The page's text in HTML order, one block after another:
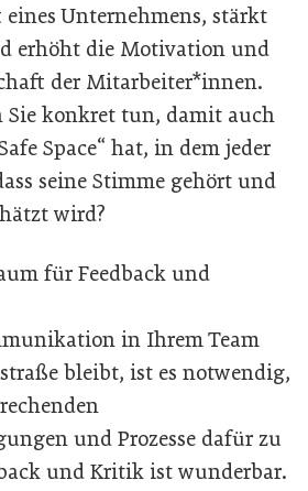
Unternehmens, stärkt
erhöht die Motivation und
der Mitarbeiter*innen.
Sie konkret tun, damit auch
Space“ hat, in dem jeder
seine Stimme gehört und
wird?
für Feedback und
in Ihrem Team
bleibt, ist es notwendig,
und Prozesse dafür zu
und Kritik ist wunderbar.